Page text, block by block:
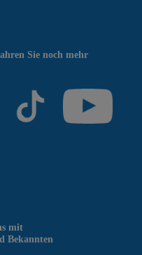
mit
Bekannten
Sie noch mehr